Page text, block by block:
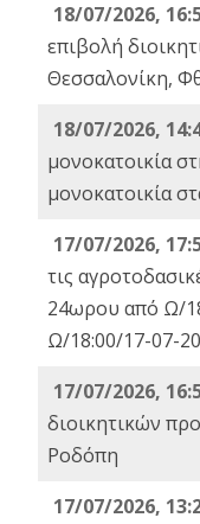
18/07/2026,
επιβολή
Θεσσαλονίκη,
18/07/2026,
μονοκατοικία
μονοκατοικία
17/07/2026,
τις
24ωρου από Ω/
Ω/18:00/17-07-
17/07/2026,
διοικητικών
Ροδόπη
17/07/2026,